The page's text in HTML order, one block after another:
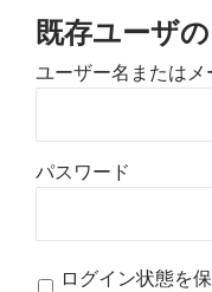
既存ユーザ
ユーザー名またはメ
パスワード
ログイン状態を